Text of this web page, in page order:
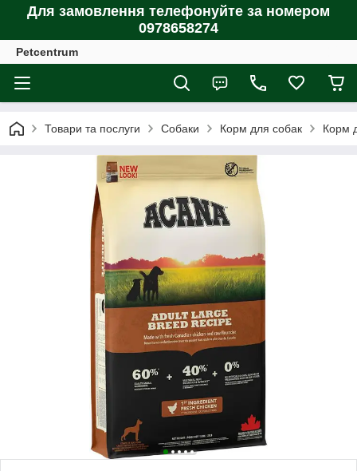
Для замовлення телефонуйте за номером
0978658274
Petcentrum
Товари та послуги Собаки Корм для собак Корм